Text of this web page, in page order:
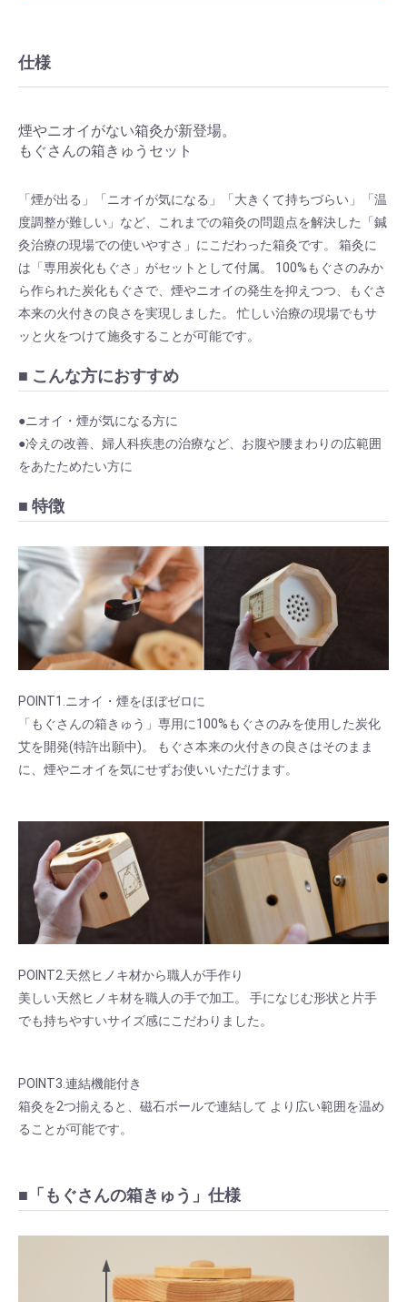
仕様
煙やニオイがない箱灸が新登場。
もぐさんの箱きゅうセット
「煙が出る」「ニオイが気になる」「大きくて持ちづらい」「温
度調整が難しい」など、これまでの箱灸の問題点を解決した「鍼
灸治療の現場での使いやすさ」にこだわった箱灸です。 箱灸に
は「専用炭化もぐさ」がセットとして付属。 100%もぐさのみか
ら作られた炭化もぐさで、煙やニオイの発生を抑えつつ、もぐさ
本来の火付きの良さを実現しました。 忙しい治療の現場でもサ
ッと火をつけて施灸することが可能です。
■ こんな方におすすめ
●ニオイ・煙が気になる方に
●冷えの改善、婦人科疾患の治療など、お腹や腰まわりの広範囲
をあたためたい方に
■ 特徴
POINT1.ニオイ・煙をほぼゼロに
「もぐさんの箱きゅう」専用に100%もぐさのみを使用した炭化
艾を開発(特許出願中)。 もぐさ本来の火付きの良さはそのまま
に、煙やニオイを気にせずお使いいただけます。
POINT2.天然ヒノキ材から職人が手作り
美しい天然ヒノキ材を職人の手で加工。 手になじむ形状と片手
でも持ちやすいサイズ感にこだわりました。
POINT3.連結機能付き
箱灸を2つ揃えると、磁石ボールで連結して より広い範囲を温め
ることが可能です。
■「もぐさんの箱きゅう」仕様